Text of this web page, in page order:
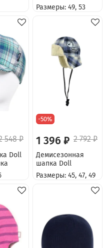
Размеры: 49, 53
548 ₽
Doll
-50%
1 396 ₽ 2 792 ₽
Демисезонная
шапка Doll
Размеры: 45, 47, 49